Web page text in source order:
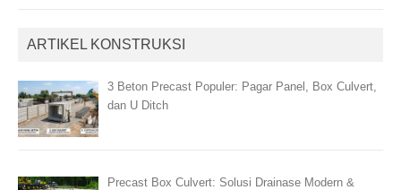
ARTIKEL KONSTRUKSI
3 Beton Precast Populer: Pagar Panel, Box Culvert,
dan U Ditch
Precast Box Culvert: Solusi Drainase Modern &